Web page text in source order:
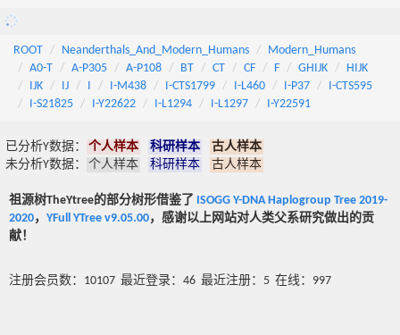
ROOT Neanderthals_And_Modern_Humans
Modern_Humans
A0-T
A-P305 A-P108 BT CT CF F GHIJK
HIJK
IJK
IJ I I-M438 I-CTS1799 I-L460 I-P37
I-CTS595
I-S21825
I-Y22622 I-L1294 I-L1297 I-Y22591
已分析Y数据： 个人样本 科研样本
古人样本
未分析Y数据：
个人样本 科研样本 古人样本
祖源树TheYtree的部分树形借鉴了 ISOGG Y-DNA Haplogroup Tree 2019-
2020， YFull YTree v9.05.00，感谢以上网站对人类父系研究做出的贡
献！
注册会员数：10107 最近登录：46 最近注册：5 在线：997